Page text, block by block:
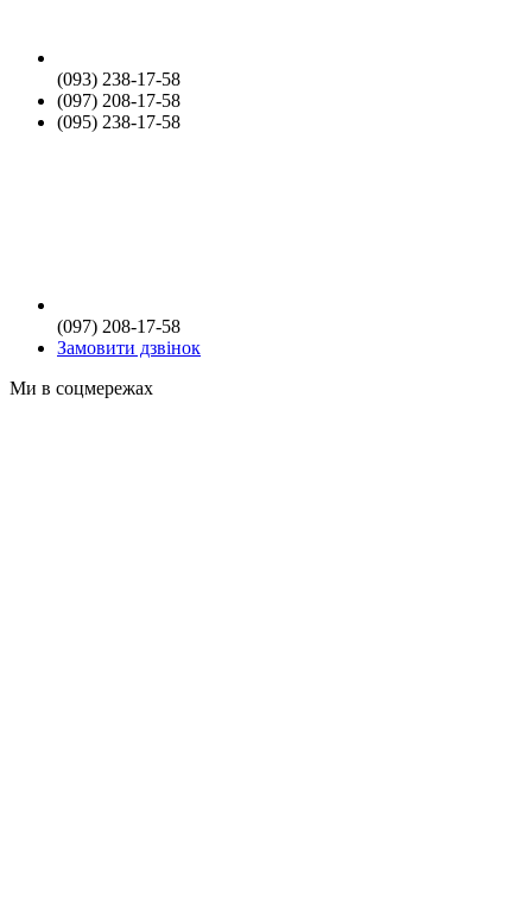
(093) 238-17-58
(097) 208-17-58
(095) 238-17-58
(097) 208-17-58
Замовити дзвінок
Ми в соцмережах